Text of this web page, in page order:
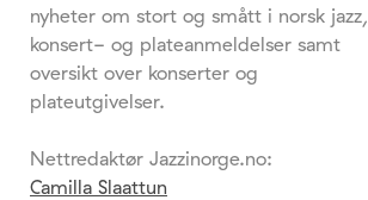
nyheter om stort og smått i norsk jazz,
konsert- og plateanmeldelser samt
oversikt over konserter og
plateutgivelser.
Nettredaktør Jazzinorge.no:
Camilla Slaattun